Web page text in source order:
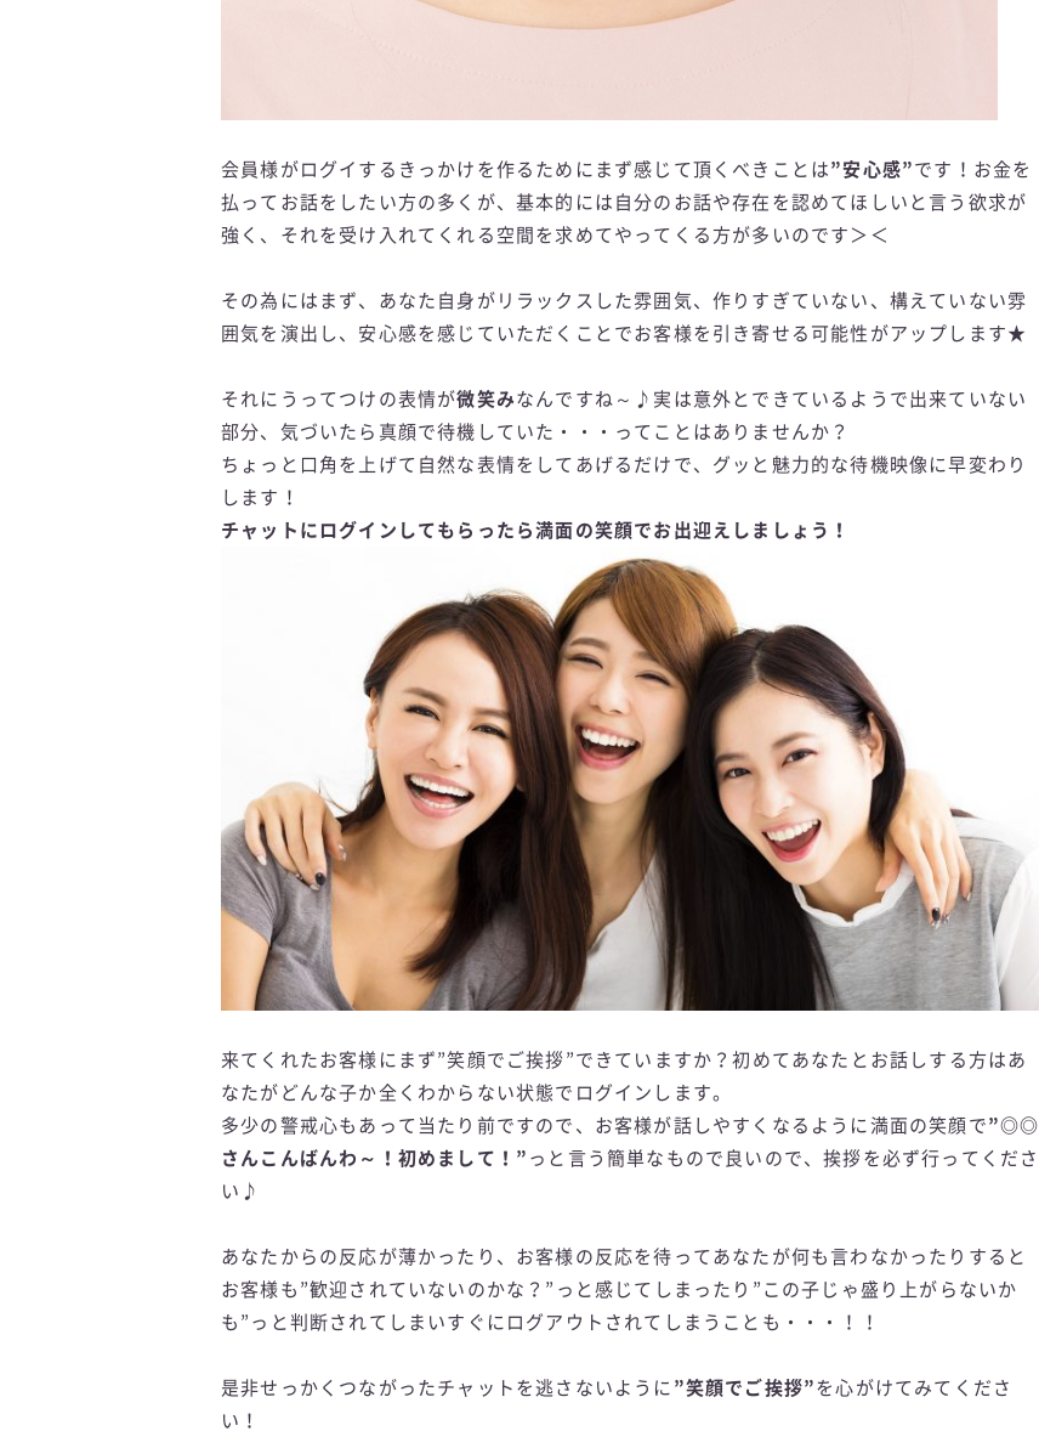
会員様がログイするきっかけを作るためにまず感じて頂くべきことは ”安心感” です！お金を
払ってお話をしたい方の多くが、基本的には自分のお話や存在を認めてほしいと言う欲求が
強く、それを受け入れてくれる空間を求めてやってくる方が多いのです＞＜
その為にはまず、あなた自身がリラックスした雰囲気、作りすぎていない、構えていない雰
囲気を演出し、安心感を感じていただくことでお客様を引き寄せる可能性がアップします★
それにうってつけの表情が微笑みなんですね～♪実は意外とできているようで出来ていない
部分、気づいたら真顔で待機していた・・・ってことはありませんか？
ちょっと口角を上げて自然な表情をしてあげるだけで、グッと魅力的な待機映像に早変わり
します！
チャットにログインしてもらったら満面の笑顔でお出迎えしましょう！
来てくれたお客様にまず”笑顔でご挨拶”できていますか？初めてあなたとお話しする方はあ
なたがどんな子か全くわからない状態でログインします。
多少の警戒心もあって当たり前ですので、お客様が話しやすくなるように満面の笑顔で ”◎◎
さんこんばんわ～！初めまして！” っと言う簡単なもので良いので、挨拶を必ず行ってくださ
い♪
あなたからの反応が薄かったり、お客様の反応を待ってあなたが何も言わなかったりすると
お客様も”歓迎されていないのかな？”っと感じてしまったり”この子じゃ盛り上がらないか
も”っと判断されてしまいすぐにログアウトされてしまうことも・・・！！
是非せっかくつながったチャットを逃さないように ”笑顔でご挨拶” を心がけてみてくださ
い！